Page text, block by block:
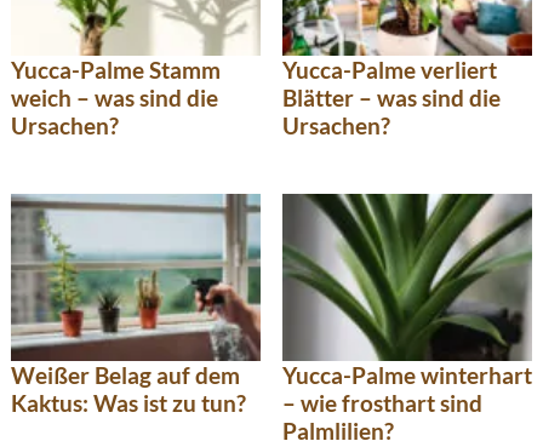
Yucca-Palme Stamm
weich – was sind die
Ursachen?
Yucca-Palme verliert
Blätter – was sind die
Ursachen?
Weißer Belag auf dem
Kaktus: Was ist zu tun?
Yucca-Palme winterhart
– wie frosthart sind
Palmlilien?